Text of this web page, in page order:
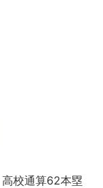
校通算62本塁